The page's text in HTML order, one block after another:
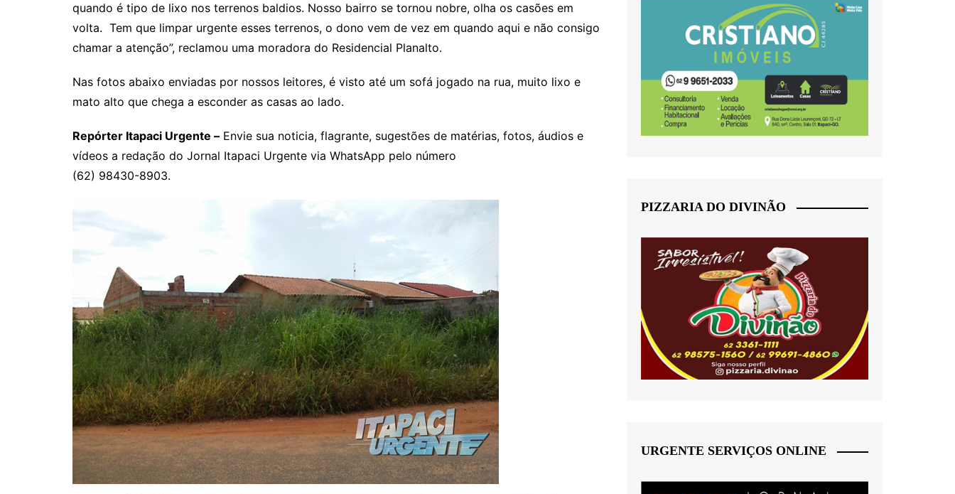
Rubiataba
Santa Isabel
Santa Terezinha de Goiás
São Luiz do Norte
Senador Canedo
Uruaçu
quando é tipo de lixo nos terrenos baldios. Nosso bairro se tornou nobre, olha os casões em
volta. Tem que limpar urgente esses terrenos, o dono vem de vez em quando aqui e não consigo
chamar a atenção”, reclamou uma moradora do Residencial Planalto.
Nas fotos abaixo enviadas por nossos leitores, é visto até um sofá jogado na rua, muito lixo e
mato alto que chega a esconder as casas ao lado.
Repórter Itapaci Urgente – Envie sua noticia, flagrante, sugestões de matérias, fotos, áudios e
vídeos a redação do Jornal Itapaci Urgente via WhatsApp pelo número
(62) 98430-8903.
PIZZARIA DO DIVINÃO
URGENTE SERVIÇOS ONLINE